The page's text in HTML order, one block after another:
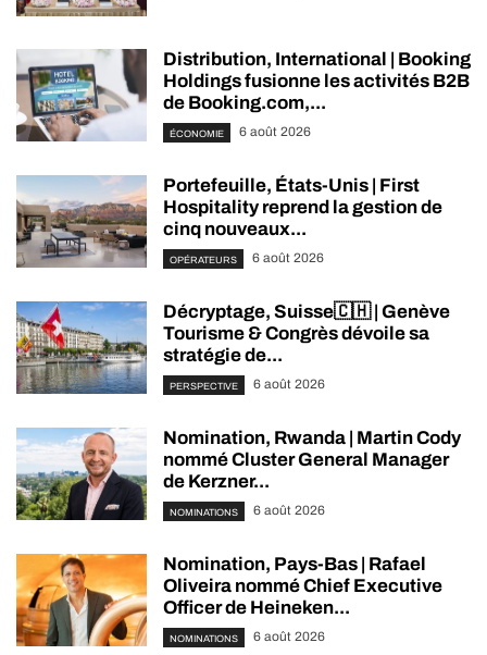
Distribution, International | Booking
Holdings fusionne les activités B2B
de Booking.com,...
ÉCONOMIE 6 août 2026
Portefeuille, États-Unis | First
Hospitality reprend la gestion de
cinq nouveaux...
OPÉRATEURS 6 août 2026
Décryptage, Suisse🇨🇭 | Genève
Tourisme & Congrès dévoile sa
stratégie de...
PERSPECTIVE 6 août 2026
Nomination, Rwanda | Martin Cody
nommé Cluster General Manager
de Kerzner...
NOMINATIONS 6 août 2026
Nomination, Pays-Bas | Rafael
Oliveira nommé Chief Executive
Officer de Heineken...
NOMINATIONS 6 août 2026